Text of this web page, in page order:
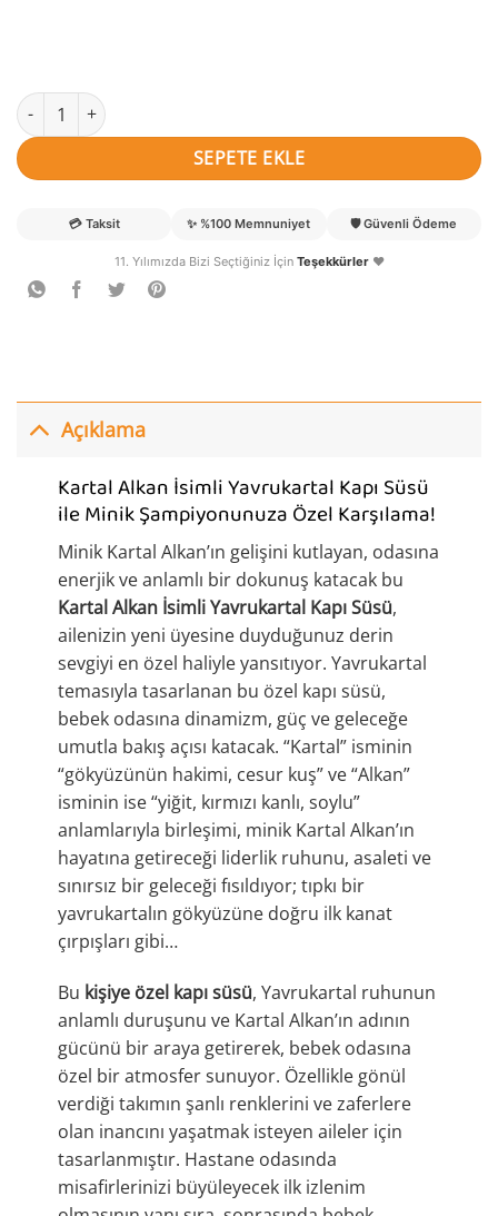
Kartal Alkan isimli YavruKartal Kapı Süsü adet
SEPETE EKLE
💳 Taksit ✨ %100 Memnuniyet 🛡️ Güvenli Ödeme
11. Yılımızda Bizi Seçtiğiniz İçin Teşekkürler❤️
Açıklama
Kartal Alkan İsimli Yavrukartal Kapı Süsü
ile Minik Şampiyonunuza Özel Karşılama!
Minik Kartal Alkan’ın gelişini kutlayan, odasına
enerjik ve anlamlı bir dokunuş katacak bu
Kartal Alkan İsimli Yavrukartal Kapı Süsü,
ailenizin yeni üyesine duyduğunuz derin
sevgiyi en özel haliyle yansıtıyor. Yavrukartal
temasıyla tasarlanan bu özel kapı süsü,
bebek odasına dinamizm, güç ve geleceğe
umutla bakış açısı katacak. “Kartal” isminin
“gökyüzünün hakimi, cesur kuş” ve “Alkan”
isminin ise “yiğit, kırmızı kanlı, soylu”
anlamlarıyla birleşimi, minik Kartal Alkan’ın
hayatına getireceği liderlik ruhunu, asaleti ve
sınırsız bir geleceği fısıldıyor; tıpkı bir
yavrukartalın gökyüzüne doğru ilk kanat
çırpışları gibi…
Bu kişiye özel kapı süsü, Yavrukartal ruhunun
anlamlı duruşunu ve Kartal Alkan’ın adının
gücünü bir araya getirerek, bebek odasına
özel bir atmosfer sunuyor. Özellikle gönül
verdiği takımın şanlı renklerini ve zaferlere
olan inancını yaşatmak isteyen aileler için
tasarlanmıştır. Hastane odasında
misafirlerinizi büyüleyecek ilk izlenim